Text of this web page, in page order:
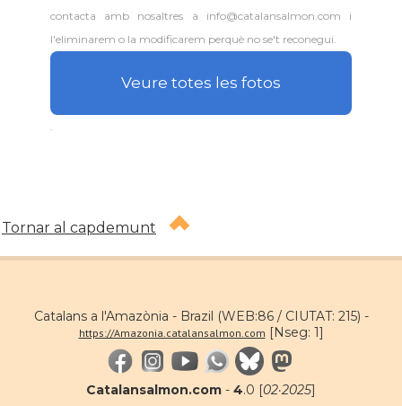
contacta amb nosaltres a info@catalansalmon.com i
l'eliminarem o la modificarem perquè no se't reconegui.
Veure totes les fotos
Tornar al capdemunt
Catalans a l'Amazònia - Brazil (WEB:86 / CIUTAT: 215) -
https://Amazonia.catalansalmon.com [Nseg: 1]
Catalansalmon.com - 4.0 [02·2025]